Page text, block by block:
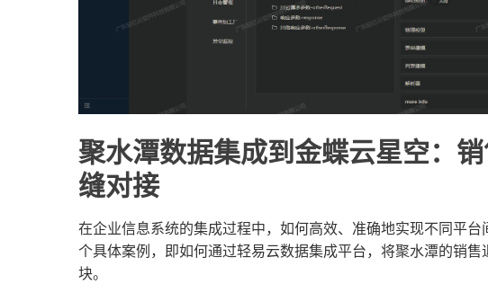
聚水潭数据集成到金蝶云星空：
缝对接
在企业信息系统的集成过程中，如何高效、准确地实现不同平
个具体案例，即如何通过轻易云数据集成平台，将聚水潭的销
块。